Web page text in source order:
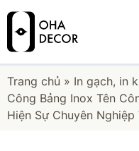
Trang chủ » In gạch, in
Công Bảng Inox Tên
Hiện Sự Chuyên